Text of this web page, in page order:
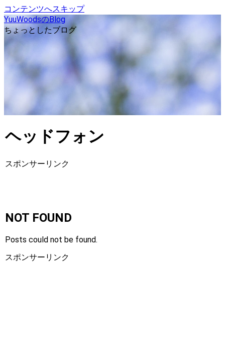
コンテンツへスキップ
YuuWoodsのBlog
ちょっとしたブログ
ヘッドフォン
スポンサーリンク
NOT FOUND
Posts could not be found.
スポンサーリンク